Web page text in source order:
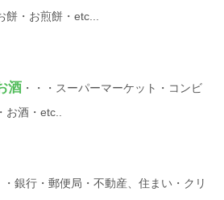
・お煎餅・etc...
酒 ・・・スーパーマーケット・コンビ
酒・etc..
・銀行・郵便局・不動産、住まい・クリ